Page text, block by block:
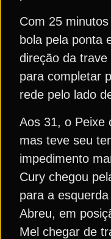
Com 25
bola pela ponta
direção da
para completar
rede pelo lado
Aos 31, o Peixe
mas teve seu
impedimento
Cury chegou
para a
Abreu, em
Mel chegar de